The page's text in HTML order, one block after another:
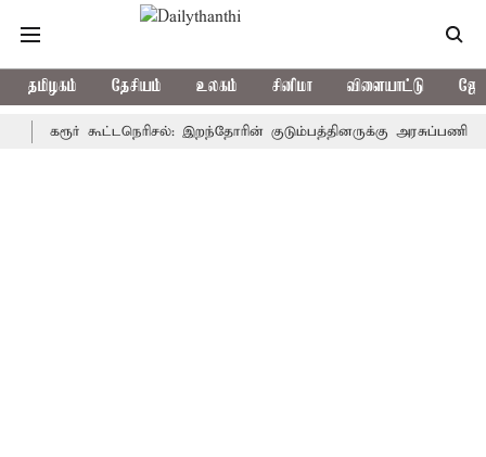
தமிழகம் தேசியம் உலகம் சினிமா விளையாட்டு
கரூர் கூட்டநெரிசல்: இறந்தோரின் குடும்பத்தினருக்கு அரசுப்பணி